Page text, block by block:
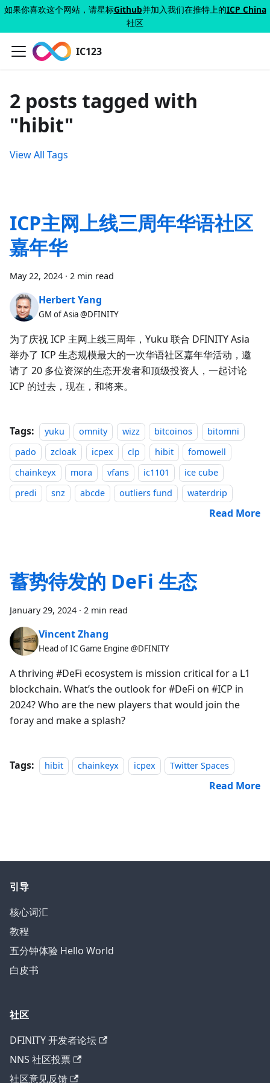
如果你喜欢这个网站，请星标Github并加入我们在推特上的ICP China
社区
IC123
2 posts tagged with
"hibit"
View All Tags
ICP主网上线三周年华语社区
嘉年华
May 22, 2024 · 2 min read
Herbert Yang
GM of Asia @DFINITY
为了庆祝 ICP 主网上线三周年，Yuku 联合 DFINITY Asia
举办了 ICP 生态规模最大的一次华语社区嘉年华活动，邀
请了 20 多位资深的生态开发者和顶级投资人，一起讨论
ICP 的过去，现在，和将来。
Tags: yuku omnity wizz bitcoinos
bitomni
pado
zcloak icpex clp hibit
fomowell
chainkeyx
mora vfans ic1101
ice cube
predi
snz abcde outliers fund waterdrip
Read More
蓄势待发的 DeFi 生态
January 29, 2024 · 2 min read
Vincent Zhang
Head of IC Game Engine @DFINITY
A thriving #DeFi ecosystem is mission critical for a L1
blockchain. What’s the outlook for #DeFi on #ICP in
2024? Who are the new players that would join the
foray and make a splash?
Tags: hibit chainkeyx icpex Twitter Spaces
Read More
引导
核心词汇
教程
五分钟体验 Hello World
白皮书
社区
DFINITY 开发者论坛
NNS 社区投票
社区意见反馈